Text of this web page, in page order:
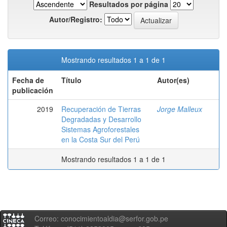
Resultados por página
Autor/Registro:
Mostrando resultados 1 a 1 de 1
Fecha de
publicación
Título Autor(es)
2019
Recuperación de Tierras
Degradadas y Desarrollo
Sistemas Agroforestales
en la Costa Sur del Perú
Jorge Malleux
Mostrando resultados 1 a 1 de 1
Correo: conocimientoaldia@serfor.gob.pe